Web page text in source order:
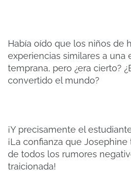
Había oído que los niños de
experiencias similares a una
temprana, pero ¿era cierto?
convertido el mundo?
¡Y precisamente el
¡La confianza que
de todos los rumores
traicionada!